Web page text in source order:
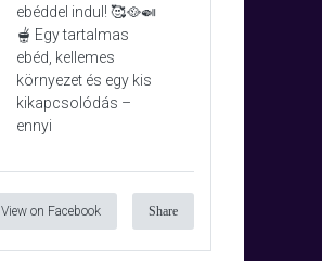
ebéddel indul! 🥰🥘🍛
🫕 Egy tartalmas
ebéd, kellemes
környezet és egy kis
kikapcsolódás –
ennyi
View on Facebook Share